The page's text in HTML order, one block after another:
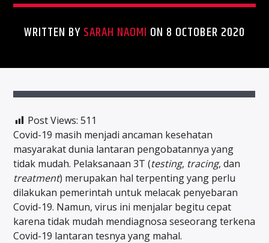
WRITTEN BYSARAH NAOMI ON 8 OCTOBER 2020
Post Views: 511
Covid-19 masih menjadi ancaman kesehatan
masyarakat dunia lantaran pengobatannya yang
tidak mudah. Pelaksanaan 3T (testing, tracing, dan
treatment) merupakan hal terpenting yang perlu
dilakukan pemerintah untuk melacak penyebaran
Covid-19. Namun, virus ini menjalar begitu cepat
karena tidak mudah mendiagnosa seseorang terkena
Covid-19 lantaran tesnya yang mahal.